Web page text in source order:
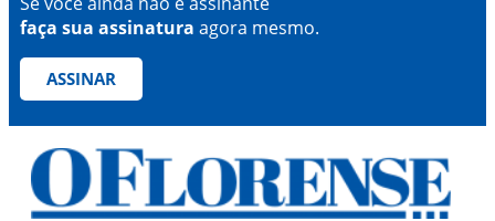
faça sua assinatura agora mesmo.
ASSINAR